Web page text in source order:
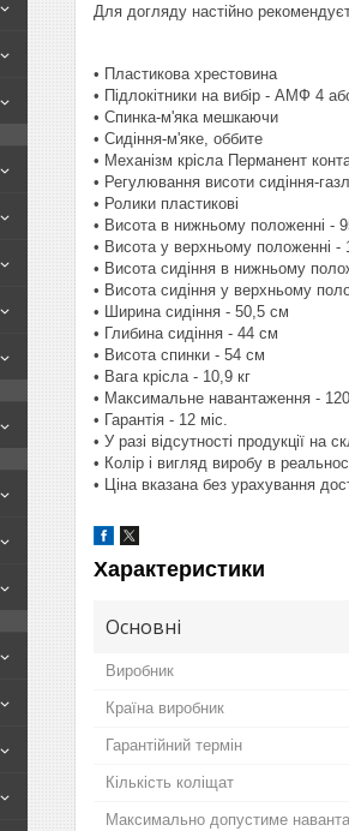
Для догляду настійно
• Пластикова хрестовина
• Підлокітники на вибір - АМФ 4
• Спинка-м'яка мешкаючи
• Сидіння-м'яке, оббите
• Механізм крісла Перманент
• Регулювання висоти сидіння-
• Ролики пластикові
• Висота в нижньому положенні -
• Висота у верхньому положенні -
• Висота сидіння в нижньому
• Висота сидіння у верхньому
• Ширина сидіння - 50,5 см
• Глибина сидіння - 44 см
• Висота спинки - 54 см
• Вага крісла - 10,9 кг
• Максимальне навантаження -
• Гарантія - 12 міс.
• У разі відсутності продукції
• Колір і вигляд виробу в
• Ціна вказана без урахування
Характеристики
Основні
Виробник
Країна виробник
Гарантійний термін
Кількість коліщат
Максимально допустиме